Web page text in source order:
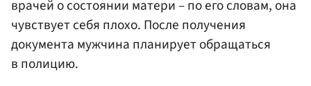
врачей о состоянии матери – по его словам, она
чувствует себя плохо. После получения
документа мужчина планирует обращаться
в полицию.